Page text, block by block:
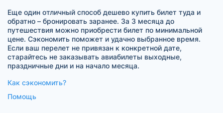
Еще один отличный способ дешево купить билет туда и
обратно – бронировать заранее. За 3 месяца до
путешествия можно приобрести билет по минимальной
цене. Сэкономить поможет и удачно выбранное время.
Если ваш перелет не привязан к конкретной дате,
старайтесь не заказывать авиабилеты выходные,
праздничные дни и на начало месяца.
Как сэкономить?
Помощь